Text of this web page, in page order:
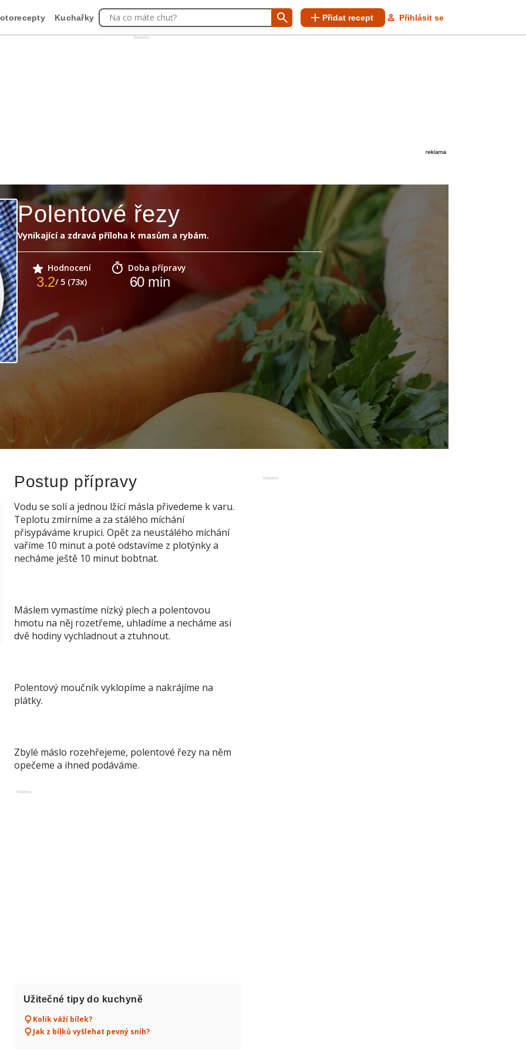
Reklama
Kuchařky Na co máte chuť? Přidat recept Přihlásit se
Polentové řezy
Vynikající a zdravá příloha k masům a rybám.
Hodnocení
3.2/ 5 (73x)
Doba přípravy
60min
Reklama
Postup přípravy
Vodu se solí a jednou lžící másla přivedeme k varu.
Teplotu zmírníme a za stálého míchání
přisypáváme krupici. Opět za neustálého míchání
vaříme 10 minut a poté odstavíme z plotýnky a
necháme ještě 10 minut bobtnat.
Máslem vymastíme nízký plech a polentovou
hmotu na něj rozetřeme, uhladíme a necháme asi
dvě hodiny vychladnout a ztuhnout.
Polentový moučník vyklopíme a nakrájíme na
plátky.
Zbylé máslo rozehřejeme, polentové řezy na něm
opečeme a ihned podáváme.
Reklama
Užitečné tipy do kuchyně
Kolik váží bílek?
Jak z bílků vyšlehat pevný sníh?